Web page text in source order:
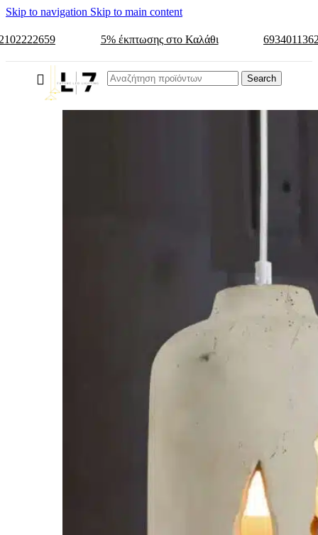
Skip to navigation Skip to main content
5% έκπτωσης στο Καλάθι
Search